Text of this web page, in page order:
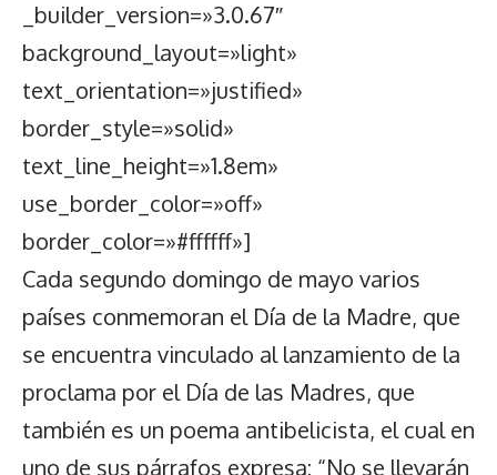
_builder_version=»3.0.67″
background_layout=»light»
text_orientation=»justified»
border_style=»solid»
text_line_height=»1.8em»
use_border_color=»off»
border_color=»#ffffff»]
Cada segundo domingo de mayo varios
países conmemoran el Día de la Madre, que
se encuentra vinculado al lanzamiento de la
proclama por el Día de las Madres, que
también es un poema antibelicista, el cual en
uno de sus párrafos expresa: “No se llevarán